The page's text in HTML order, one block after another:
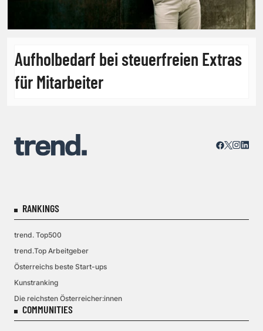
Aufholbedarf bei steuerfreien Extras
für Mitarbeiter
RANKINGS
trend. Top500
trend.Top Arbeitgeber
Österreichs beste Start-ups
Kunstranking
Die reichsten Österreicher:innen
COMMUNITIES